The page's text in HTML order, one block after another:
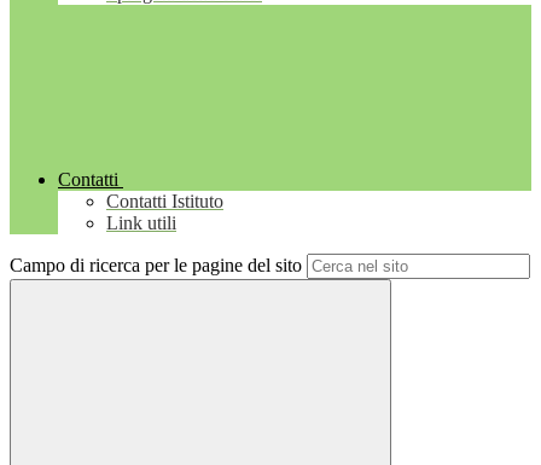
Contatti
Contatti Istituto
Link utili
Campo di ricerca per le pagine del sito